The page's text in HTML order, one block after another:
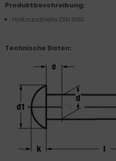
Produktbeschreibung:
Halbrundniete DIN 660
Technische Daten: